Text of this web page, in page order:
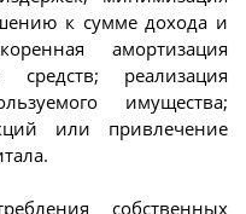
к сумме дохода и
амортизация
реализация
имущества;
или привлечение
собственных